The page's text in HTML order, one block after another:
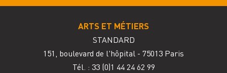
ARTS ET MÉTIERS
STANDARD
151, boulevard de l'hôpital - 75013 Paris
Tél. : 33 (0)1 44 24 62 99